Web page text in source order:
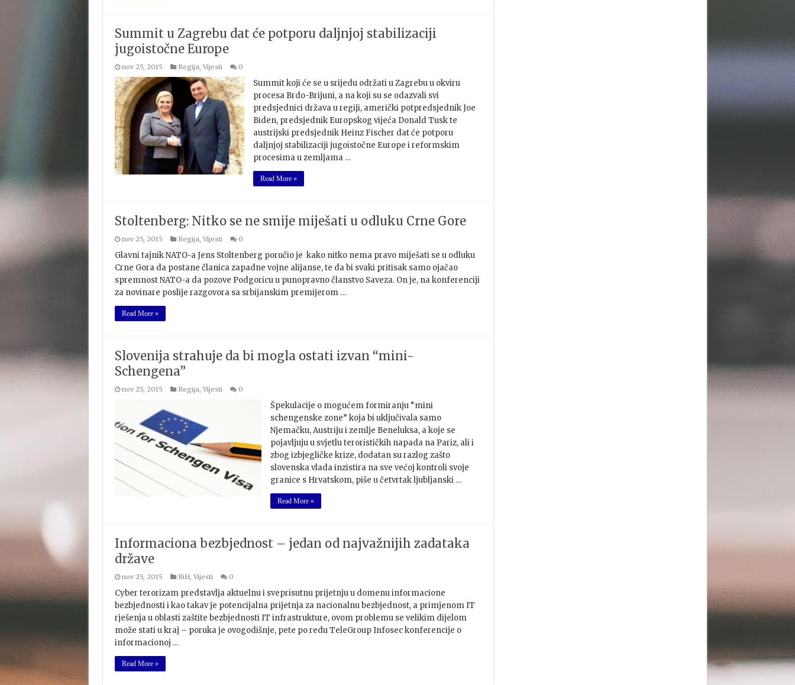
Summit u Zagrebu dat će potporu daljnjoj stabilizaciji
jugoistočne Europe
nov 25, 2015 Regija, Vijesti 0
Summit koji će se u srijedu održati u Zagrebu u okviru
procesa Brdo-Brijuni, a na koji su se odazvali svi
predsjednici država u regiji, američki potpredsjednik Joe
Biden, predsjednik Europskog vijeća Donald Tusk te
austrijski predsjednik Heinz Fischer dat će potporu
daljnjoj stabilizaciji jugoistočne Europe i reformskim
procesima u zemljama …
Read More »
Stoltenberg: Nitko se ne smije miješati u odluku Crne Gore
nov 25, 2015 Regija, Vijesti 0
Glavni tajnik NATO-a Jens Stoltenberg poručio je kako nitko nema pravo miješati se u odluku
Crne Gora da postane članica zapadne vojne alijanse, te da bi svaki pritisak samo ojačao
spremnost NATO-a da pozove Podgoricu u punopravno članstvo Saveza. On je, na konferenciji
za novinare poslije razgovora sa srbijanskim premijerom …
Read More »
Slovenija strahuje da bi mogla ostati izvan “mini-
Schengena”
nov 25, 2015 Regija, Vijesti 0
Špekulacije o mogućem formiranju “mini
schengenske zone” koja bi uključivala samo
Njemačku, Austriju i zemlje Beneluksa, a koje se
pojavljuju u svjetlu terorističkih napada na Pariz, ali i
zbog izbjegličke krize, dodatan su razlog zašto
slovenska vlada inzistira na sve većoj kontroli svoje
granice s Hrvatskom, piše u četvrtak ljubljanski …
Read More »
Informaciona bezbjednost – jedan od najvažnijih zadataka
države
nov 25, 2015 BiH, Vijesti 0
Cyber terorizam predstavlja aktuelnu i sveprisutnu prijetnju u domenu informacione
bezbjednosti i kao takav je potencijalna prijetnja za nacionalnu bezbjednost, a primjenom IT
rješenja u oblasti zaštite bezbjednosti IT infrastrukture, ovom problemu se velikim dijelom
može stati u kraj – poruka je ovogodišnje, pete po redu TeleGroup Infosec konferencije o
informacionoj …
Read More »